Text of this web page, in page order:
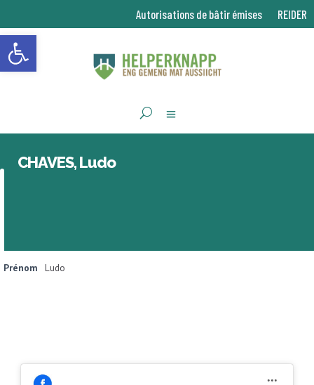
Ouvrir la barre d’outils
Autorisations de bâtir émises REIDER
CHAVES, Ludo
Prénom Ludo